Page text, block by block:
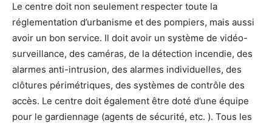
Le centre doit non seulement respecter toute la
réglementation d’urbanisme et des pompiers, mais aussi
avoir un bon service. Il doit avoir un système de vidéo-
surveillance, des caméras, de la détection incendie, des
alarmes anti-intrusion, des alarmes individuelles, des
clôtures périmétriques, des systèmes de contrôle des
accès. Le centre doit également être doté d’une équipe
pour le gardiennage (agents de sécurité, etc. ). Tous les